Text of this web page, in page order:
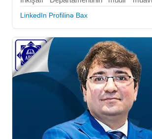
çalışır. O, proseslərin
Onun peşəkar fəaliyyəti biznesin
yaxşılaşdırmaq üçün strateji
keçirilməsinə yönəlib. Ağşin
məhsuldarlığın artırılması üçün
bacarıqlarını tətbiq edir. BEU-
kompetensiyalar onun peşəkar
dəstəkləyir. O, bank sektorunda
transformasiyasında əsas töhfə verən
kimi tanınır.
LinkedIn Profilinə Bax